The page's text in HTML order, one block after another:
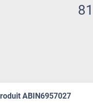
ABIN6957027